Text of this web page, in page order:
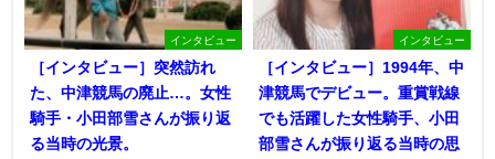
インタビュー
［インタビュー］突然訪れ
た、中津競馬の廃止…。女性
騎手・小田部雪さんが振り返
る当時の光景。
インタビュー
［インタビュー］1994年、中
津競馬でデビュー。重賞戦線
でも活躍した女性騎手、小田
部雪さんが振り返る当時の思